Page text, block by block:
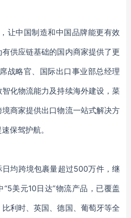
让中国制造和中国品牌能更有效
供应链基础的国内商家提供了更
战略官、 国际出口事业部总经理
化物流能力及持续海外建设，菜
商家提供出口物流一站式解决方
保驾护航。
日均跨境包裹量超过500万件，继
美元10日达”物流产品，已覆盖
利时、英国、德国、葡萄牙等全